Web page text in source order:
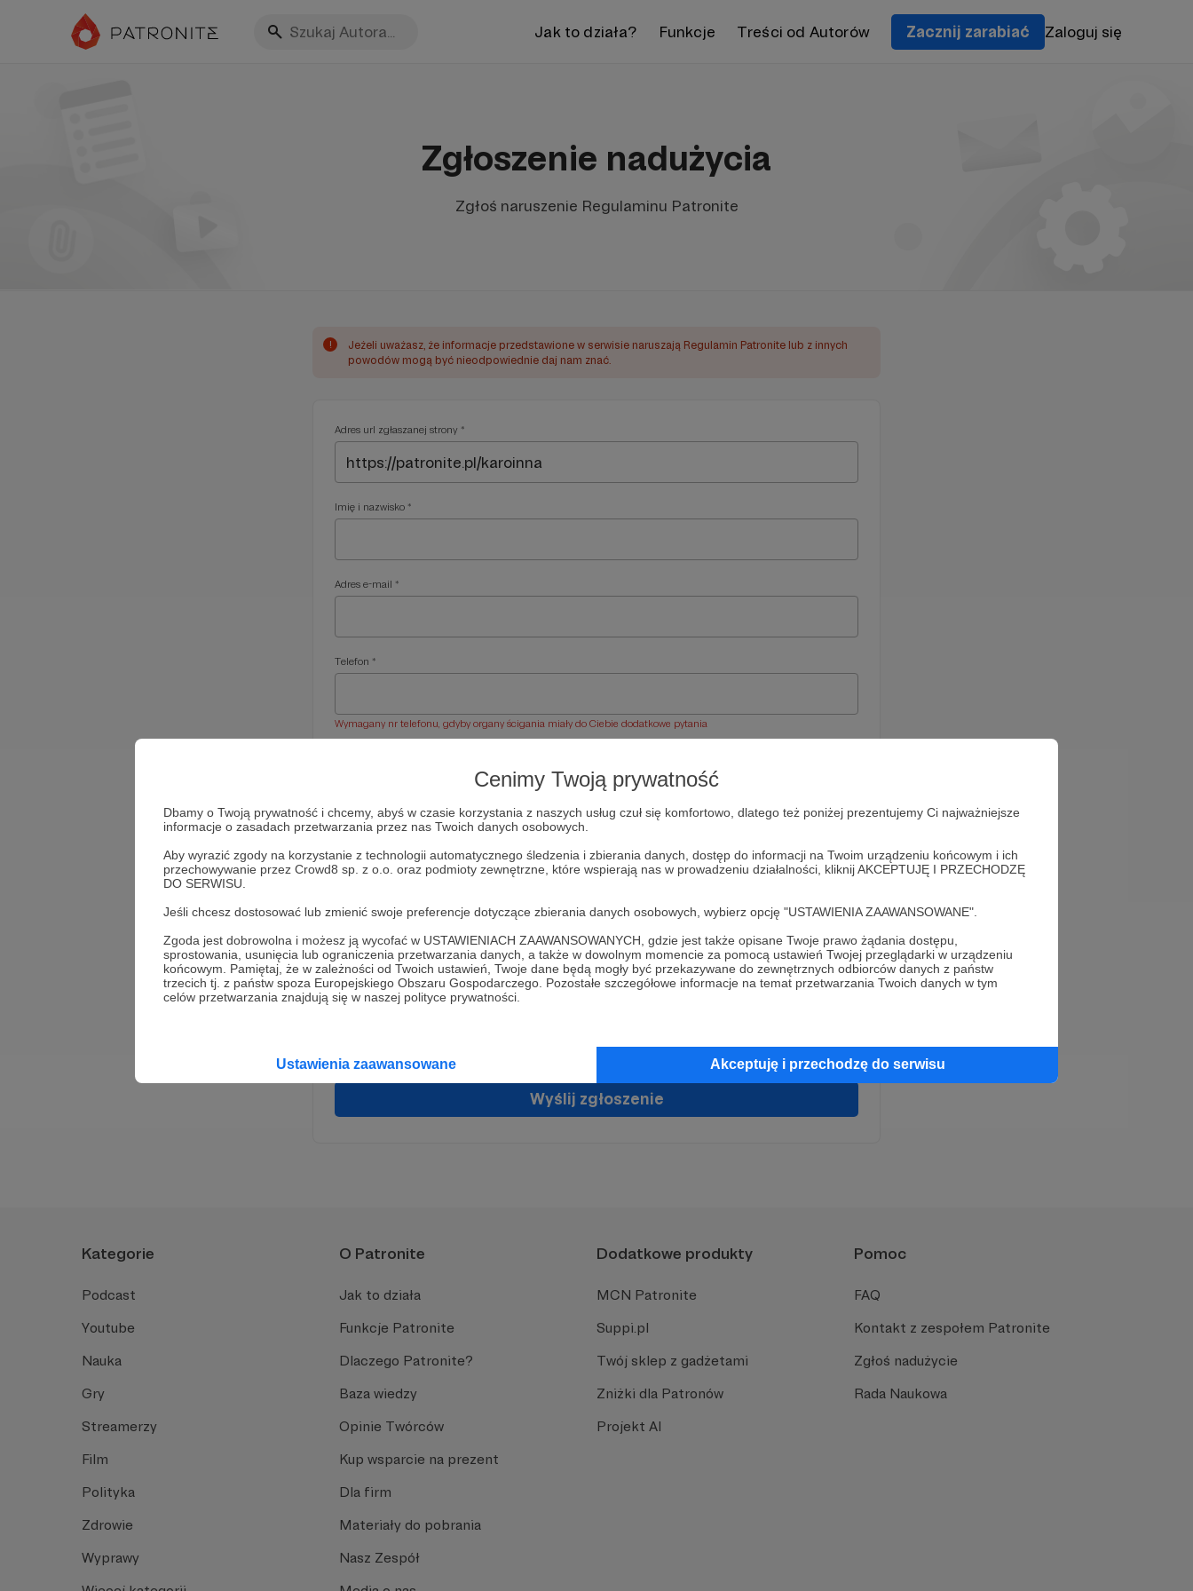
Cenimy Twoją prywatność
Dbamy o Twoją prywatność i chcemy, abyś w czasie korzystania z naszych usług czuł się komfortowo, dlatego też poniżej prezentujemy Ci najważniejsze
informacje o zasadach przetwarzania przez nas Twoich danych osobowych.
Aby wyrazić zgody na korzystanie z technologii automatycznego śledzenia i zbierania danych, dostęp do informacji na Twoim urządzeniu końcowym i ich
przechowywanie przez Crowd8 sp. z o.o. oraz podmioty zewnętrzne, które wspierają nas w prowadzeniu działalności, kliknij AKCEPTUJĘ I PRZECHODZĘ
DO SERWISU.
Jeśli chcesz dostosować lub zmienić swoje preferencje dotyczące zbierania danych osobowych, wybierz opcję "USTAWIENIA ZAAWANSOWANE".
Zgoda jest dobrowolna i możesz ją wycofać w USTAWIENIACH ZAAWANSOWANYCH, gdzie jest także opisane Twoje prawo żądania dostępu,
sprostowania, usunięcia lub ograniczenia przetwarzania danych, a także w dowolnym momencie za pomocą ustawień Twojej przeglądarki w urządzeniu
końcowym. Pamiętaj, że w zależności od Twoich ustawień, Twoje dane będą mogły być przekazywane do zewnętrznych odbiorców danych z państw
trzecich tj. z państw spoza Europejskiego Obszaru Gospodarczego. Pozostałe szczegółowe informacje na temat przetwarzania Twoich danych w tym
celów przetwarzania znajdują się w naszej polityce prywatności.
Ustawienia zaawansowane Akceptuję i przechodzę do serwisu
Jak to działa? Funkcje Treści od Autorów Zacznij zarabiać Zaloguj się
Zgłoszenie nadużycia
Zgłoś naruszenie Regulaminu Patronite
!
Jeżeli uważasz, że informacje przedstawione w serwisie naruszają Regulamin Patronite lub z innych
powodów mogą być nieodpowiednie daj nam znać.
Adres url zgłaszanej strony *
Imię i nazwisko *
Adres e-mail *
Telefon *
Wymagany nr telefonu, gdyby organy ścigania miały do Ciebie dodatkowe pytania
* Wyrażam zgodę na przetwarzanie moich danych osobowych przez Patronite
Administratorem Twoich danych osobowych jest Crowd8 sp. z o.o. z siedziba w Warszawie, ul. Żwirki i
Wigury 16, 02-092 Warszawa. Twoje dane osobowe będą przetwarzane w szczególności w celu wykonania
umowy zawartej z Tobą, w tym do umożliwienia świadczenia usługi drogą elektroniczną oraz pełnego
korzystania z platformy Patronite.pl, w tym możliwości dokonywania oraz otrzymywania wsparcia na naszej
Gwarantujemy spełnienie wszystkich Twoich praw wynikających z ogólnego rozporządzenia o ochronie
danych, tj. prawo dostępu, sprostowania oraz usunięcia Twoich danych, ograniczenia ich przetwarzania,
profilowaniu, a także prawo wyrażenia sprzeciwu wobec przetwarzania Twoich danych osobowych.
Rejestracja dla osób niepełnoletnich możliwa jest po przekazaniu podpisanego formularza "Zgodna na
rozwiń zgodę
Wyślij zgłoszenie
Kategorie
Podcast
Youtube
Nauka
Gry
Streamerzy
Film
Polityka
Zdrowie
Wyprawy
O Patronite
Jak to działa
Funkcje Patronite
Dlaczego Patronite?
Baza wiedzy
Opinie Twórców
Kup wsparcie na prezent
Dla firm
Materiały do pobrania
Nasz Zespół
Dodatkowe produkty
MCN Patronite
Suppi.pl
Twój sklep z gadżetami
Zniżki dla Patronów
Projekt AI
Pomoc
FAQ
Kontakt z zespołem Patronite
Zgłoś nadużycie
Rada Naukowa